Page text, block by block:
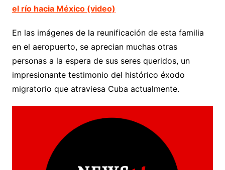
el río hacia México (video)
En las imágenes de la reunificación de esta familia
en el aeropuerto, se aprecian muchas otras
personas a la espera de sus seres queridos, un
impresionante testimonio del histórico éxodo
migratorio que atraviesa Cuba actualmente.